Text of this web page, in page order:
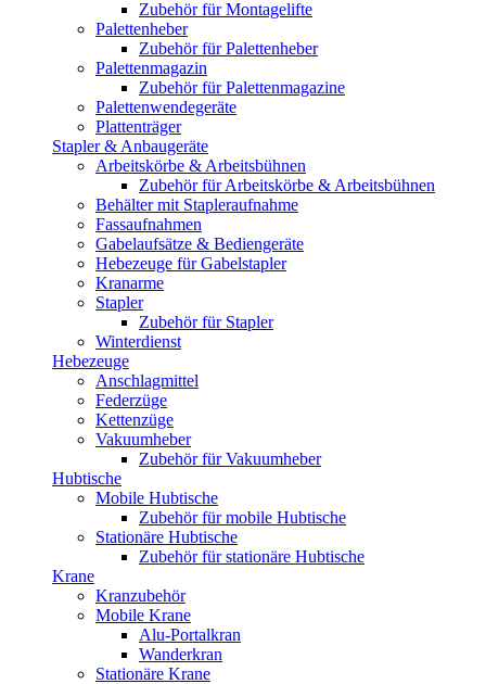
Zubehör für Montagelifte
Palettenheber
Zubehör für Palettenheber
Palettenmagazin
Zubehör für Palettenmagazine
Palettenwendegeräte
Plattenträger
Stapler & Anbaugeräte
Arbeitskörbe & Arbeitsbühnen
Zubehör für Arbeitskörbe & Arbeitsbühnen
Behälter mit Stapleraufnahme
Fassaufnahmen
Gabelaufsätze & Bediengeräte
Hebezeuge für Gabelstapler
Kranarme
Stapler
Zubehör für Stapler
Winterdienst
Hebezeuge
Anschlagmittel
Federzüge
Kettenzüge
Vakuumheber
Zubehör für Vakuumheber
Hubtische
Mobile Hubtische
Zubehör für mobile Hubtische
Stationäre Hubtische
Zubehör für stationäre Hubtische
Krane
Kranzubehör
Mobile Krane
Alu-Portalkran
Wanderkran
Stationäre Krane